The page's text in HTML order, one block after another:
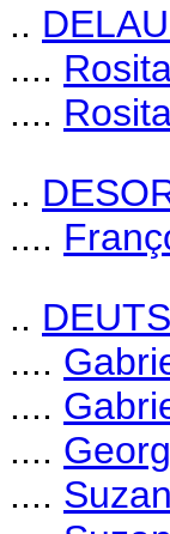
..
....
....
..
....
..
....
....
....
....